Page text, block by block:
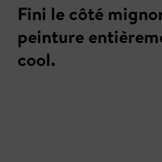
Fini le côté
peinture
cool.